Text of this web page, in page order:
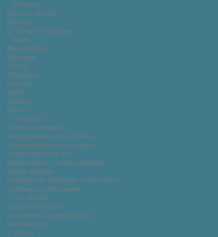
Poissons
Poissons du midi
Bretagne
Le Fumet des Dombes
Miels
Miels de fleurs
Montagne
Acacia
Chataignier
Lavande
Sapin
Ardeche
Drome
Confitures
Confitures allégées
Gourmandises avec morceaux
Gourmandises sans morceaux
Gourmandises pur fruit
Gourmandises - recettes originales
Gelées allégées
Confitures du Sud-Ouest - Francis Miot
Confitures La Roumanière
Jus de fruits
Jus de fruit Pur jus
Jus de fruits à base de nectar
Fruits au sirop
Alcools